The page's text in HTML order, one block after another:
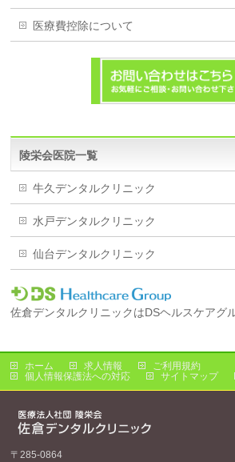
医療費控除について
陵栄会医院一覧
牛久デンタルクリニック
水戸デンタルクリニック
仙台デンタルクリニック
佐倉デンタルクリニックはDSヘルスケアグ
ホーム 求人情報
ご利用規約
個人情報保護法への対応
サイトマップ
〒285-0864